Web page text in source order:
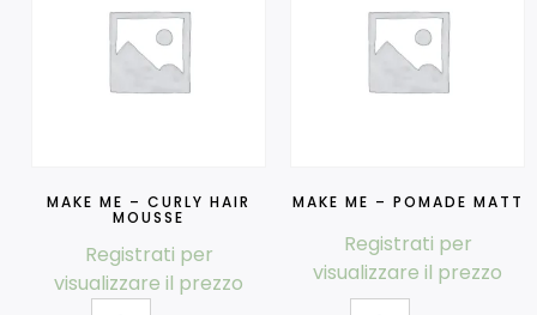
MAKE ME – CURLY HAIR
MOUSSE
Registrati per
visualizzare il prezzo
MAKE ME – POMADE MATT
Registrati per
visualizzare il prezzo